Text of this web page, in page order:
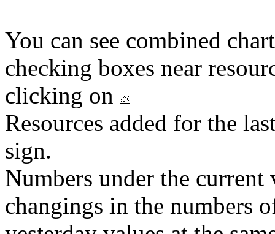
You can see combined
checking boxes near
clicking on
Resources added for the
sign.
Numbers under the
changings in the numbers